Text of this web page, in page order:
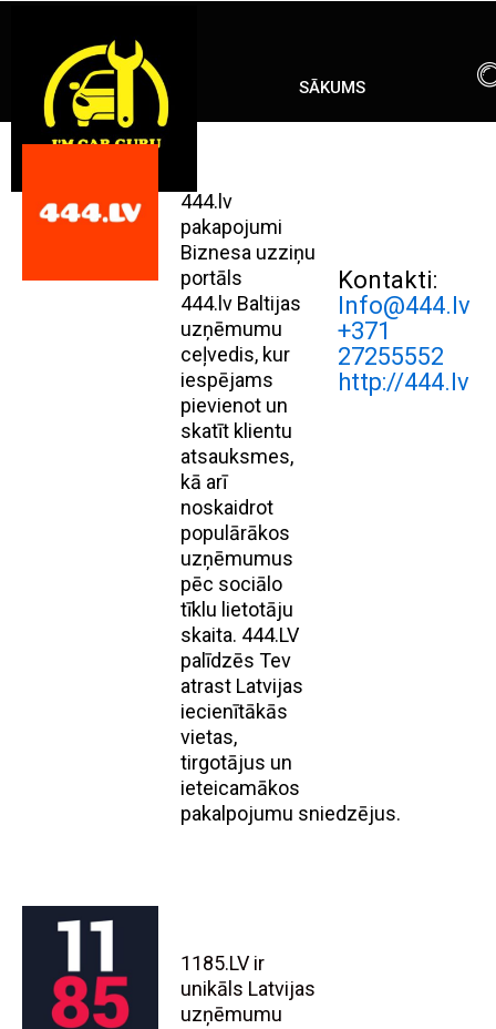
SĀKUMS
444.lv
pakapojumi
Biznesa uzziņu
portāls
444.lv Baltijas
uzņēmumu
ceļvedis, kur
iespējams
pievienot un
skatīt klientu
atsauksmes,
kā arī
noskaidrot
populārākos
uzņēmumus
pēc sociālo
tīklu lietotāju
skaita. 444.LV
palīdzēs Tev
atrast Latvijas
iecienītākās
vietas,
tirgotājus un
ieteicamākos
pakalpojumu sniedzējus.
Kontakti:
Info@444.lv
+371
27255552
http://444.lv
1185.LV ir
unikāls Latvijas
uzņēmumu